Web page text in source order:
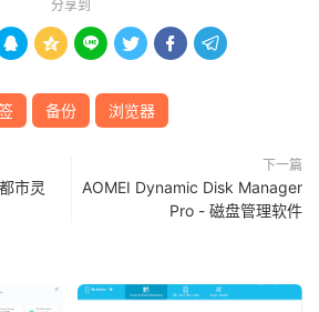
分享到
     
备份 浏览器
市灵
下一篇
AOMEI Dynamic Disk Manager
Pro - 磁盘管理软件